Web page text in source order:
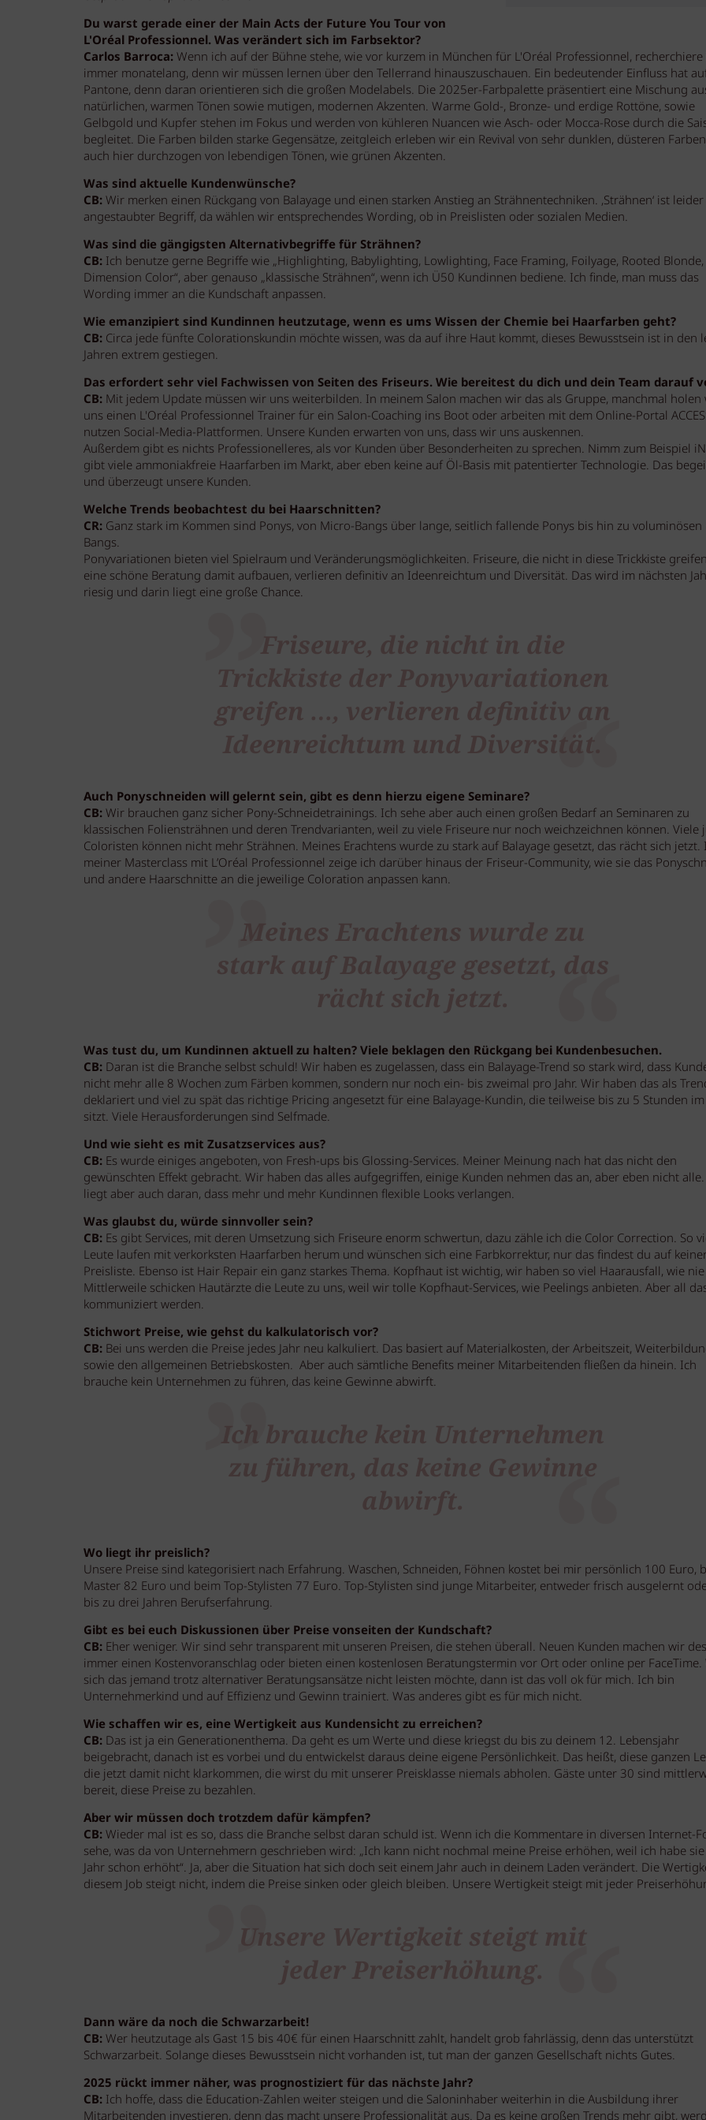
Du warst gerade einer der Main Acts der Future You Tour von
L'Oréal Professionnel. Was verändert sich im Farbsektor?
Carlos Barroca: Wenn ich auf der Bühne stehe, wie vor kurzem in München für L'Oréal Professionnel, recherchiere
immer monatelang, denn wir müssen lernen über den Tellerrand hinauszuschauen. Ein bedeutender Einfluss hat
Pantone, denn daran orientieren sich die großen Modelabels. Die 2025er-Farbpalette präsentiert eine Mischung
natürlichen, warmen Tönen sowie mutigen, modernen Akzenten. Warme Gold-, Bronze- und erdige Rottöne, sowie
Gelbgold und Kupfer stehen im Fokus und werden von kühleren Nuancen wie Asch- oder Mocca-Rose durch die
begleitet. Die Farben bilden starke Gegensätze, zeitgleich erleben wir ein Revival von sehr dunklen, düsteren
auch hier durchzogen von lebendigen Tönen, wie grünen Akzenten.
Was sind aktuelle Kundenwünsche?
CB: Wir merken einen Rückgang von Balayage und einen starken Anstieg an Strähnentechniken. ‚Strähnen‘ ist
angestaubter Begriff, da wählen wir entsprechendes Wording, ob in Preislisten oder sozialen Medien.
Was sind die gängigsten Alternativbegriffe für Strähnen?
CB: Ich benutze gerne Begriffe wie „Highlighting, Babylighting, Lowlighting, Face Framing, Foilyage, Rooted Blonde,
Dimension Color“, aber genauso „klassische Strähnen“, wenn ich Ü50 Kundinnen bediene. Ich finde, man muss das
Wording immer an die Kundschaft anpassen.
Wie emanzipiert sind Kundinnen heutzutage, wenn es ums Wissen der Chemie bei Haarfarben geht?
CB: Circa jede fünfte Colorationskundin möchte wissen, was da auf ihre Haut kommt, dieses Bewusstsein ist in den
Jahren extrem gestiegen.
Das erfordert sehr viel Fachwissen von Seiten des Friseurs. Wie bereitest du dich und dein Team darauf
CB: Mit jedem Update müssen wir uns weiterbilden. In meinem Salon machen wir das als Gruppe, manchmal holen
uns einen L'Oréal Professionnel Trainer für ein Salon-Coaching ins Boot oder arbeiten mit dem Online-Portal
nutzen Social-Media-Plattformen. Unsere Kunden erwarten von uns, dass wir uns auskennen.
Außerdem gibt es nichts Professionelleres, als vor Kunden über Besonderheiten zu sprechen. Nimm zum Beispiel
gibt viele ammoniakfreie Haarfarben im Markt, aber eben keine auf Öl-Basis mit patentierter Technologie. Das
und überzeugt unsere Kunden.
Welche Trends beobachtest du bei Haarschnitten?
CR: Ganz stark im Kommen sind Ponys, von Micro-Bangs über lange, seitlich fallende Ponys bis hin zu
Bangs.
Ponyvariationen bieten viel Spielraum und Veränderungsmöglichkeiten. Friseure, die nicht in diese Trickkiste
eine schöne Beratung damit aufbauen, verlieren definitiv an Ideenreichtum und Diversität. Das wird im nächsten
riesig und darin liegt eine große Chance.
Auch Ponyschneiden will gelernt sein, gibt es denn hierzu eigene Seminare?
CB: Wir brauchen ganz sicher Pony-Schneidetrainings. Ich sehe aber auch einen großen Bedarf an Seminaren zu
klassischen Foliensträhnen und deren Trendvarianten, weil zu viele Friseure nur noch weichzeichnen können. Viele
Coloristen können nicht mehr Strähnen. Meines Erachtens wurde zu stark auf Balayage gesetzt, das rächt sich jetzt.
meiner Masterclass mit L’Oréal Professionnel zeige ich darüber hinaus der Friseur-Community, wie sie das
und andere Haarschnitte an die jeweilige Coloration anpassen kann.
Was tust du, um Kundinnen aktuell zu halten? Viele beklagen den Rückgang bei Kundenbesuchen.
CB: Daran ist die Branche selbst schuld! Wir haben es zugelassen, dass ein Balayage-Trend so stark wird, dass
nicht mehr alle 8 Wochen zum Färben kommen, sondern nur noch ein- bis zweimal pro Jahr. Wir haben das als
deklariert und viel zu spät das richtige Pricing angesetzt für eine Balayage-Kundin, die teilweise bis zu 5 Stunden
sitzt. Viele Herausforderungen sind Selfmade.
Und wie sieht es mit Zusatzservices aus?
CB: Es wurde einiges angeboten, von Fresh-ups bis Glossing-Services. Meiner Meinung nach hat das nicht den
gewünschten Effekt gebracht. Wir haben das alles aufgegriffen, einige Kunden nehmen das an, aber eben nicht
liegt aber auch daran, dass mehr und mehr Kundinnen flexible Looks verlangen.
Was glaubst du, würde sinnvoller sein?
CB: Es gibt Services, mit deren Umsetzung sich Friseure enorm schwertun, dazu zähle ich die Color Correction. So
Leute laufen mit verkorksten Haarfarben herum und wünschen sich eine Farbkorrektur, nur das findest du auf
Preisliste. Ebenso ist Hair Repair ein ganz starkes Thema. Kopfhaut ist wichtig, wir haben so viel Haarausfall, wie
Mittlerweile schicken Hautärzte die Leute zu uns, weil wir tolle Kopfhaut-Services, wie Peelings anbieten. Aber all
kommuniziert werden.
Stichwort Preise, wie gehst du kalkulatorisch vor?
CB: Bei uns werden die Preise jedes Jahr neu kalkuliert. Das basiert auf Materialkosten, der Arbeitszeit,
sowie den allgemeinen Betriebskosten. Aber auch sämtliche Benefits meiner Mitarbeitenden fließen da hinein. Ich
brauche kein Unternehmen zu führen, das keine Gewinne abwirft.
Wo liegt ihr preislich?
Unsere Preise sind kategorisiert nach Erfahrung. Waschen, Schneiden, Föhnen kostet bei mir persönlich 100 Euro,
Master 82 Euro und beim Top-Stylisten 77 Euro. Top-Stylisten sind junge Mitarbeiter, entweder frisch ausgelernt
bis zu drei Jahren Berufserfahrung.
Gibt es bei euch Diskussionen über Preise vonseiten der Kundschaft?
CB: Eher weniger. Wir sind sehr transparent mit unseren Preisen, die stehen überall. Neuen Kunden machen wir
immer einen Kostenvoranschlag oder bieten einen kostenlosen Beratungstermin vor Ort oder online per FaceTime.
sich das jemand trotz alternativer Beratungsansätze nicht leisten möchte, dann ist das voll ok für mich. Ich bin
Unternehmerkind und auf Effizienz und Gewinn trainiert. Was anderes gibt es für mich nicht.
Wie schaffen wir es, eine Wertigkeit aus Kundensicht zu erreichen?
CB: Das ist ja ein Generationenthema. Da geht es um Werte und diese kriegst du bis zu deinem 12. Lebensjahr
beigebracht, danach ist es vorbei und du entwickelst daraus deine eigene Persönlichkeit. Das heißt, diese ganzen
die jetzt damit nicht klarkommen, die wirst du mit unserer Preisklasse niemals abholen. Gäste unter 30 sind
bereit, diese Preise zu bezahlen.
Aber wir müssen doch trotzdem dafür kämpfen?
CB: Wieder mal ist es so, dass die Branche selbst daran schuld ist. Wenn ich die Kommentare in diversen Internet-
sehe, was da von Unternehmern geschrieben wird: „Ich kann nicht nochmal meine Preise erhöhen, weil ich habe
Jahr schon erhöht“. Ja, aber die Situation hat sich doch seit einem Jahr auch in deinem Laden verändert. Die
diesem Job steigt nicht, indem die Preise sinken oder gleich bleiben. Unsere Wertigkeit steigt mit jeder
Dann wäre da noch die Schwarzarbeit!
CB: Wer heutzutage als Gast 15 bis 40€ für einen Haarschnitt zahlt, handelt grob fahrlässig, denn das unterstützt
Schwarzarbeit. Solange dieses Bewusstsein nicht vorhanden ist, tut man der ganzen Gesellschaft nichts Gutes.
2025 rückt immer näher, was prognostiziert für das nächste Jahr?
CB: Ich hoffe, dass die Education-Zahlen weiter steigen und die Saloninhaber weiterhin in die Ausbildung ihrer